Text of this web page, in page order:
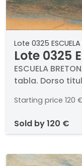
Lote 0325
Lote 0325
Le
ESCUELA
tabla. Dorso
Starting price 120
sold by120 €